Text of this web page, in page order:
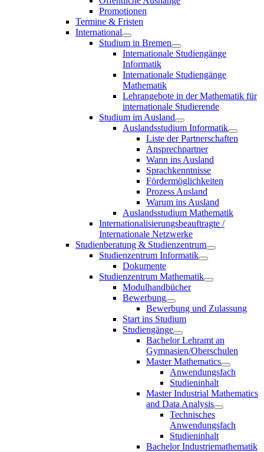
Promotionen
Termine & Fristen
International
Studium in Bremen
Internationale Studiengänge
Informatik
Internationale Studiengänge
Mathematik
Lehrangebote in der Mathematik für
internationale Studierende
Studium im Ausland
Auslandsstudium Informatik
Liste der Partnerschaften
Ansprechpartner
Wann ins Ausland
Sprachkenntnisse
Fördermöglichkeiten
Prozess Ausland
Warum ins Ausland
Auslandsstudium Mathematik
Internationalisierungsbeauftragte /
Internationale Netzwerke
Studienberatung & Studienzentrum
Studienzentrum Informatik
Dokumente
Studienzentrum Mathematik
Modulhandbücher
Bewerbung
Bewerbung und Zulassung
Start ins Studium
Studiengänge
Bachelor Lehramt an
Gymnasien/Oberschulen
Master Mathematics
Anwendungsfach
Studieninhalt
Master Industrial Mathematics
and Data Analysis
Technisches
Anwendungsfach
Studieninhalt
Bachelor Industriemathematik